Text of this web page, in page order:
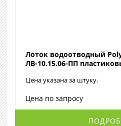
Лоток водоотводный
ЛВ-10.15.06-ПП
Цена указана за штуку.
Цена по запросу